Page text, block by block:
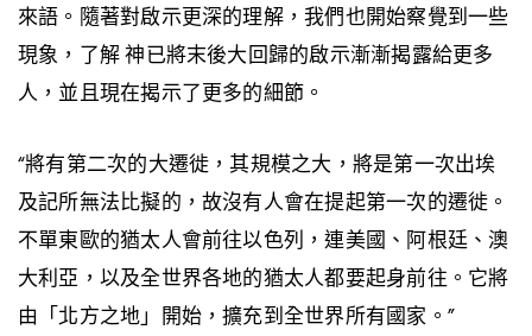
來語。隨著對啟示更深的理解，我們也開始察覺到一些
現象，了解 神已將末後大回歸的啟示漸漸揭露給更多
人，並且現在揭示了更多的細節。
“將有第二次的大遷徙，其規模之大，將是第一次出埃
及記所無法比擬的，故沒有人會在提起第一次的遷徙。
不單東歐的猶太人會前往以色列，連美國、阿根廷、澳
大利亞，以及全世界各地的猶太人都要起身前往。它將
由「北方之地」開始，擴充到全世界所有國家。”